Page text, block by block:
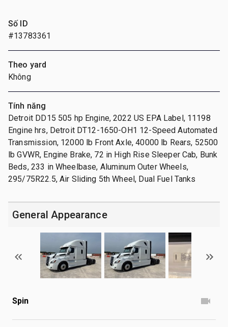
Số ID
#13783361
Theo yard
Không
Tính năng
Detroit DD15 505 hp Engine, 2022 US EPA Label, 11198
Engine hrs, Detroit DT12-1650-OH1 12-Speed Automated
Transmission, 12000 lb Front Axle, 40000 lb Rears, 52500
lb GVWR, Engine Brake, 72 in High Rise Sleeper Cab, Bunk
Beds, 233 in Wheelbase, Aluminum Outer Wheels,
295/75R22.5, Air Sliding 5th Wheel, Dual Fuel Tanks
General Appearance
Spin